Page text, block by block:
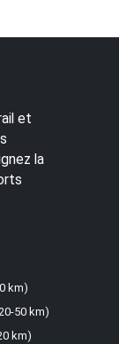
et
la
km)
50 km)
km)